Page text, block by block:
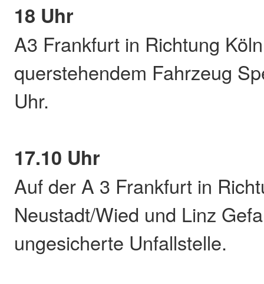
18 Uhr
A3 Frankfurt in Richtung
querstehendem Fahrzeug
Uhr.
17.10 Uhr
Auf der A 3 Frankfurt in
Neustadt/Wied und Linz
ungesicherte Unfallstelle.